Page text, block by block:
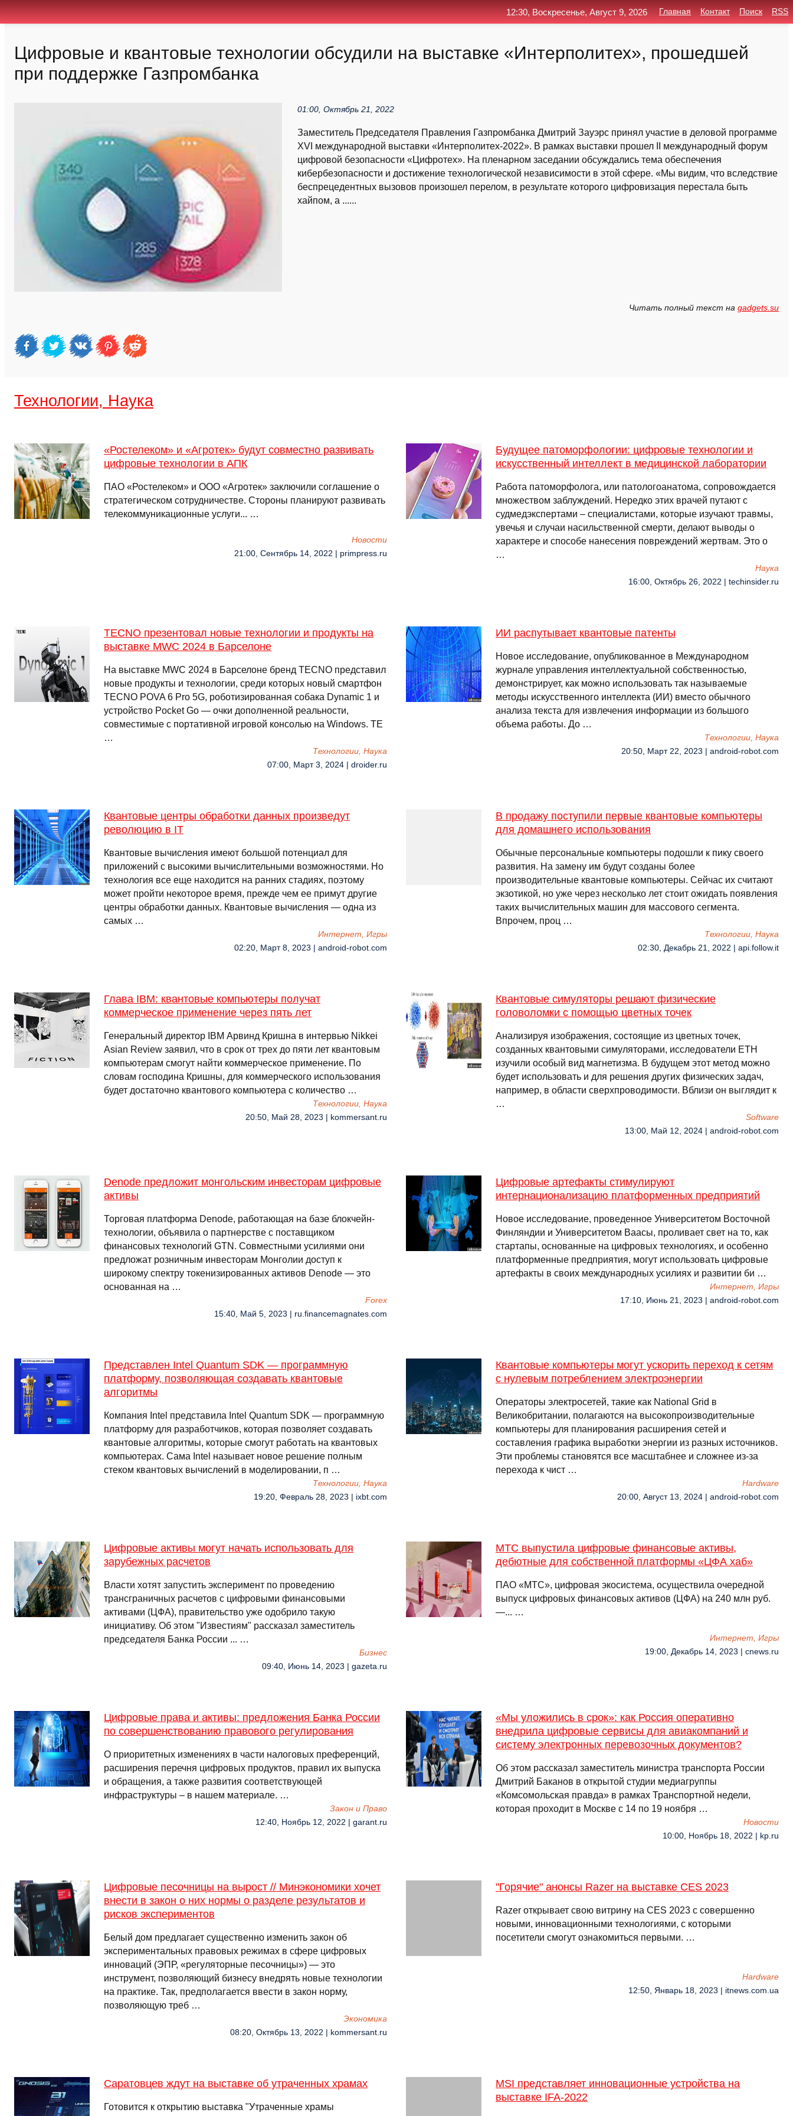
Цифровые и квантовые технологии обсудили на выставке «Интерполитех», прошедшей
при поддержке Газпромбанка
01:00, Октябрь 21, 2022
Заместитель Председателя Правления Газпромбанка Дмитрий Зауэрс принял участие в деловой программе
XVI международной выставки «Интерполитех-2022». В рамках выставки прошел II международный форум
цифровой безопасности «Цифротех». На пленарном заседании обсуждались тема обеспечения
кибербезопасности и достижение технологической независимости в этой сфере. «Мы видим, что вследствие
беспрецедентных вызовов произошел перелом, в результате которого цифровизация перестала быть
хайпом, а ......
Читать полный текст на gadgets.su
Технологии, Наука
«Ростелеком» и «Агротек» будут совместно развивать
цифровые технологии в АПК
ПАО «Ростелеком» и ООО «Агротек» заключили соглашение о
стратегическом сотрудничестве. Стороны планируют развивать
телекоммуникационные услуги... …
Новости
21:00, Сентябрь 14, 2022 | primpress.ru
Будущее патоморфологии: цифровые технологии и
искусственный интеллект в медицинской лаборатории
Работа патоморфолога, или патологоанатома, сопровождается
множеством заблуждений. Нередко этих врачей путают с
судмедэкспертами – специалистами, которые изучают травмы,
увечья и случаи насильственной смерти, делают выводы о
характере и способе нанесения повреждений жертвам. Это о
…
Наука
16:00, Октябрь 26, 2022 | techinsider.ru
TECNO презентовал новые технологии и продукты на
выставке MWC 2024 в Барселоне
На выставке MWC 2024 в Барселоне бренд TECNO представил
новые продукты и технологии, среди которых новый смартфон
TECNO POVA 6 Pro 5G, роботизированная собака Dynamic 1 и
устройство Pocket Go — очки дополненной реальности,
совместимые с портативной игровой консолью на Windows. TE
…
Технологии, Наука
07:00, Март 3, 2024 | droider.ru
ИИ распутывает квантовые патенты
Новое исследование, опубликованное в Международном
журнале управления интеллектуальной собственностью,
демонстрирует, как можно использовать так называемые
методы искусственного интеллекта (ИИ) вместо обычного
анализа текста для извлечения информации из большого
объема работы. До …
Технологии, Наука
20:50, Март 22, 2023 | android-robot.com
Квантовые центры обработки данных произведут
революцию в IT
Квантовые вычисления имеют большой потенциал для
приложений с высокими вычислительными возможностями. Но
технология все еще находится на ранних стадиях, поэтому
может пройти некоторое время, прежде чем ее примут другие
центры обработки данных. Квантовые вычисления — одна из
самых …
Интернет, Игры
02:20, Март 8, 2023 | android-robot.com
В продажу поступили первые квантовые компьютеры
для домашнего использования
Обычные персональные компьютеры подошли к пику своего
развития. На замену им будут созданы более
производительные квантовые компьютеры. Сейчас их считают
экзотикой, но уже через несколько лет стоит ожидать появления
таких вычислительных машин для массового сегмента.
Впрочем, проц …
Технологии, Наука
02:30, Декабрь 21, 2022 | api.follow.it
Глава IBM: квантовые компьютеры получат
коммерческое применение через пять лет
Генеральный директор IBM Арвинд Кришна в интервью Nikkei
Asian Review заявил, что в срок от трех до пяти лет квантовым
компьютерам смогут найти коммерческое применение. По
словам господина Кришны, для коммерческого использования
будет достаточно квантового компьютера с количество …
Технологии, Наука
20:50, Май 28, 2023 | kommersant.ru
Квантовые симуляторы решают физические
головоломки с помощью цветных точек
Анализируя изображения, состоящие из цветных точек,
созданных квантовыми симуляторами, исследователи ETH
изучили особый вид магнетизма. В будущем этот метод можно
будет использовать и для решения других физических задач,
например, в области сверхпроводимости. Вблизи он выглядит к
…
Software
13:00, Май 12, 2024 | android-robot.com
Denode предложит монгольским инвесторам цифровые
активы
Торговая платформа Denode, работающая на базе блокчейн-
технологии, объявила о партнерстве с поставщиком
финансовых технологий GTN. Совместными усилиями они
предложат розничным инвесторам Монголии доступ к
широкому спектру токенизированных активов Denode — это
основанная на …
Forex
15:40, Май 5, 2023 | ru.financemagnates.com
Цифровые артефакты стимулируют
интернационализацию платформенных предприятий
Новое исследование, проведенное Университетом Восточной
Финляндии и Университетом Ваасы, проливает свет на то, как
стартапы, основанные на цифровых технологиях, и особенно
платформенные предприятия, могут использовать цифровые
артефакты в своих международных усилиях и развитии би …
Интернет, Игры
17:10, Июнь 21, 2023 | android-robot.com
Представлен Intel Quantum SDK — программную
платформу, позволяющая создавать квантовые
алгоритмы
Компания Intel представила Intel Quantum SDK — программную
платформу для разработчиков, которая позволяет создавать
квантовые алгоритмы, которые смогут работать на квантовых
компьютерах. Сама Intel называет новое решение полным
стеком квантовых вычислений в моделировании, п …
Технологии, Наука
19:20, Февраль 28, 2023 | ixbt.com
Квантовые компьютеры могут ускорить переход к сетям
с нулевым потреблением электроэнергии
Операторы электросетей, такие как National Grid в
Великобритании, полагаются на высокопроизводительные
компьютеры для планирования расширения сетей и
составления графика выработки энергии из разных источников.
Эти проблемы становятся все масштабнее и сложнее из-за
перехода к чист …
Hardware
20:00, Август 13, 2024 | android-robot.com
Цифровые активы могут начать использовать для
зарубежных расчетов
Власти хотят запустить эксперимент по проведению
трансграничных расчетов с цифровыми финансовыми
активами (ЦФА), правительство уже одобрило такую
инициативу. Об этом "Известиям" рассказал заместитель
председателя Банка России ... …
Бизнес
09:40, Июнь 14, 2023 | gazeta.ru
МТС выпустила цифровые финансовые активы,
дебютные для собственной платформы «ЦФА хаб»
ПАО «МТС», цифровая экосистема, осуществила очередной
выпуск цифровых финансовых активов (ЦФА) на 240 млн руб.
—... …
Интернет, Игры
19:00, Декабрь 14, 2023 | cnews.ru
Цифровые права и активы: предложения Банка России
по совершенствованию правового регулирования
О приоритетных изменениях в части налоговых преференций,
расширения перечня цифровых продуктов, правил их выпуска
и обращения, а также развития соответствующей
инфраструктуры – в нашем материале. …
Закон и Право
12:40, Ноябрь 12, 2022 | garant.ru
«Мы уложились в срок»: как Россия оперативно
внедрила цифровые сервисы для авиакомпаний и
систему электронных перевозочных документов?
Об этом рассказал заместитель министра транспорта России
Дмитрий Баканов в открытой студии медиагруппы
«Комсомольская правда» в рамках Транспортной недели,
которая проходит в Москве с 14 по 19 ноября …
Новости
10:00, Ноябрь 18, 2022 | kp.ru
Цифровые песочницы на вырост // Минэкономики хочет
внести в закон о них нормы о разделе результатов и
рисков экспериментов
Белый дом предлагает существенно изменить закон об
экспериментальных правовых режимах в сфере цифровых
инноваций (ЭПР, «регуляторные песочницы») — это
инструмент, позволяющий бизнесу внедрять новые технологии
на практике. Так, предполагается ввести в закон норму,
позволяющую треб …
Экономика
08:20, Октябрь 13, 2022 | kommersant.ru
"Горячие" анонсы Razer на выставке CES 2023
Razer открывает свою витрину на CES 2023 с совершенно
новыми, инновационными технологиями, с которыми
посетители смогут ознакомиться первыми. …
Hardware
12:50, Январь 18, 2023 | itnews.com.ua
Саратовцев ждут на выставке об утраченных храмах
Готовится к открытию выставка "Утраченные храмы
MSI представляет инновационные устройства на
выставке IFA-2022
12:30, Воскресенье, Август 9, 2026 Главная Контакт Поиск RSS